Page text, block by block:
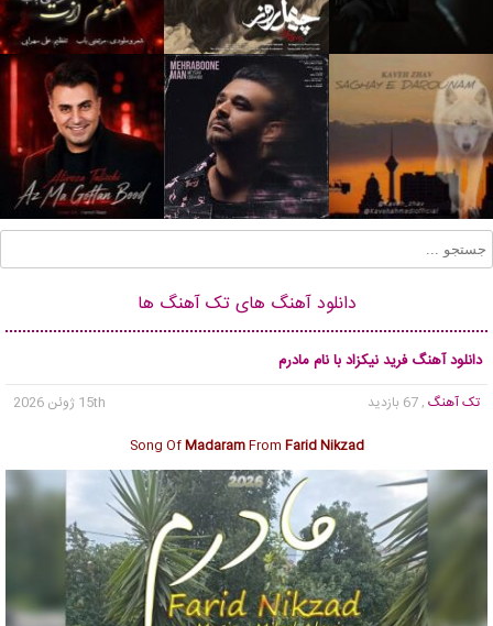
دانلود آهنگ های تک آهنگ ها
دانلود آهنگ فرید نیکزاد با نام مادرم
تک آهنگ , 67 بازدید
15th ژوئن 2026
Song OfMadaramFrom Farid Nikzad